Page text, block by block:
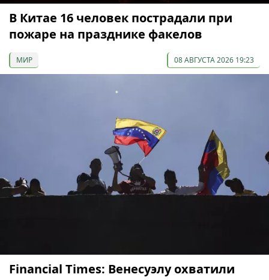
В Китае 16 человек пострадали при
пожаре на празднике факелов
МИР 08 АВГУСТА 2026 19:23
Financial Times: Венесуэлу охватили